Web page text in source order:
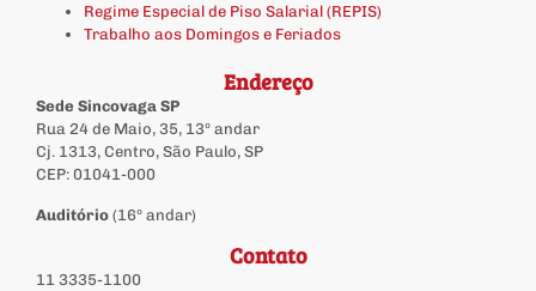
Regime Especial de Piso Salarial (REPIS)
Trabalho aos Domingos e Feriados
Endereço
Sede Sincovaga SP
Rua 24 de Maio, 35, 13º andar
Cj. 1313, Centro, São Paulo, SP
CEP: 01041-000
Auditório (16º andar)
Contato
11 3335-1100